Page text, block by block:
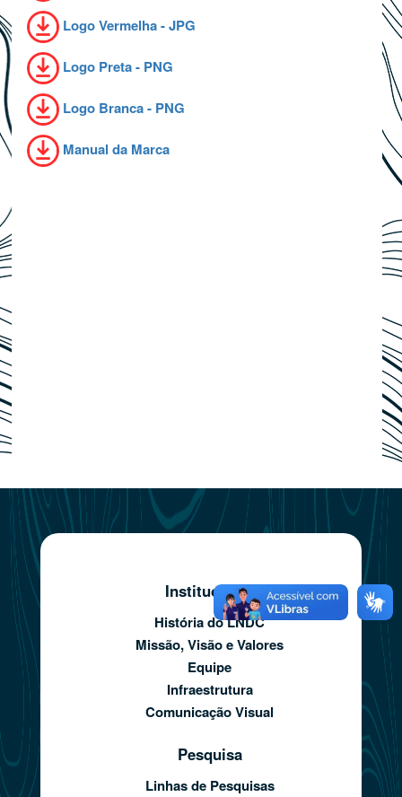
Logo Vermelha - JPG
Logo Preta - PNG
Logo Branca - PNG
Manual da Marca
Institucional
História do LNDC
Missão, Visão e Valores
Equipe
Infraestrutura
Comunicação Visual
Pesquisa
Linhas de Pesquisas